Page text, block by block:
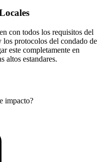
con todos los requisitos del
protocolos del condado de
este completamente en
altos estandares.
impacto?